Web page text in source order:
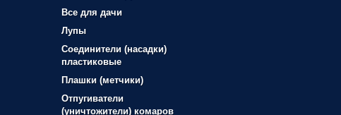
Все для дачи
Лупы
Соединители (насадки)
пластиковые
Плашки (метчики)
Отпугиватели
(уничтожители) комаров